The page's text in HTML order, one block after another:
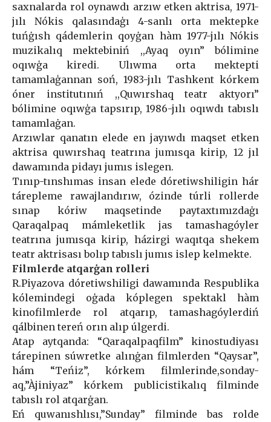
saxnalarda rol oynawdı arzıw etken aktrisa, 1971-
jılı Nókis qalasındaģı 4-sanlı orta mektepke
tuńġısh qádemlerin qoyġan hàm 1977-jılı Nókis
muzikalıq mektebiniń ,,Ayaq oyın” bólimine
oqıwģa kiredi. Ulıwma orta mektepti
tamamlaģannan soń, 1983-jılı Tashkent kórkem
óner institutınıń ,,Quwırshaq teatr aktyorı”
bólimine oqıwģa tapsırıp, 1986-jılı oqıwdı tabıslı
tamamlaġan.
Arzıwlar qanatın elede en jayıwdı maqset etken
aktrisa quwırshaq teatrına jumısqa kirip, 12 jıl
dawamında pidayı jumıs islegen.
Tınıp-tınshımas insan elede dóretiwshiligin hár
tárepleme rawajlandırıw, ózinde túrli rollerde
sınap kóriw maqsetinde paytaxtımızdaġı
Qaraqalpaq mámleketlik jas tamashagóyler
teatrına jumısqa kirip, házirgi waqıtqa shekem
teatr aktrisası bolıp tabıslı jumıs islep kelmekte.
Filmlerde atqarġan rolleri
R.Piyazova dóretiwshiligi dawamında Respublika
kólemindegi oģada kóplegen spektakl hàm
kinofilmlerde rol atqarıp, tamashagóylerdiń
qálbinen tereń orın alıp úlgerdi.
Atap aytqanda: “Qaraqalpaqfilm” kinostudiyası
tárepinen súwretke alınġan filmlerden “Qaysar”,
hám “Teńiz”, kórkem filmlerinde,sonday-
aq,”Àjiniyaz” kórkem publicistikalıq filminde
tabıslı rol atqarġan.
Eń quwanıshlısı,”Sunday” filminde bas rolde